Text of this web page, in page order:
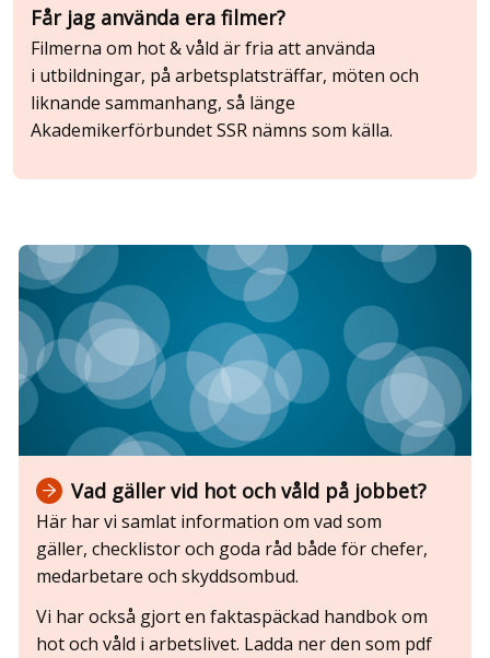
Får jag använda era filmer?
Filmerna om hot & våld är fria att använda
i utbildningar, på arbetsplatsträffar, möten och
liknande sammanhang, så länge
Akademikerförbundet SSR nämns som källa.
Vad gäller vid hot och våld på jobbet?
Här har vi samlat information om vad som
gäller, checklistor och goda råd både för chefer,
medarbetare och skyddsombud.
Vi har också gjort en faktaspäckad handbok om
hot och våld i arbetslivet. Ladda ner den som pdf